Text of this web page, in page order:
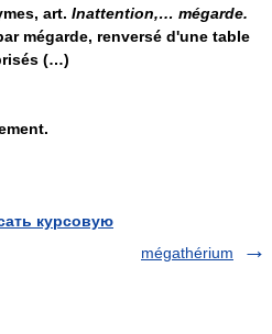
art. Inattention,… mégarde.
mégarde, renversé d'une table
(…)
курсовую
mégathérium